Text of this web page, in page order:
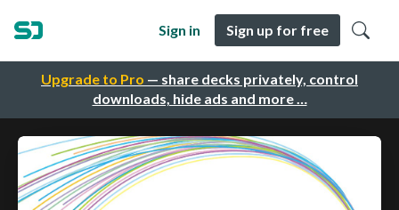
Upgrade to Pro — share decks privately, control
downloads, hide ads and more …
Sign in Sign up for free